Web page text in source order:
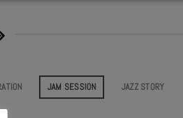
JAM SESSION JAZZ STORY